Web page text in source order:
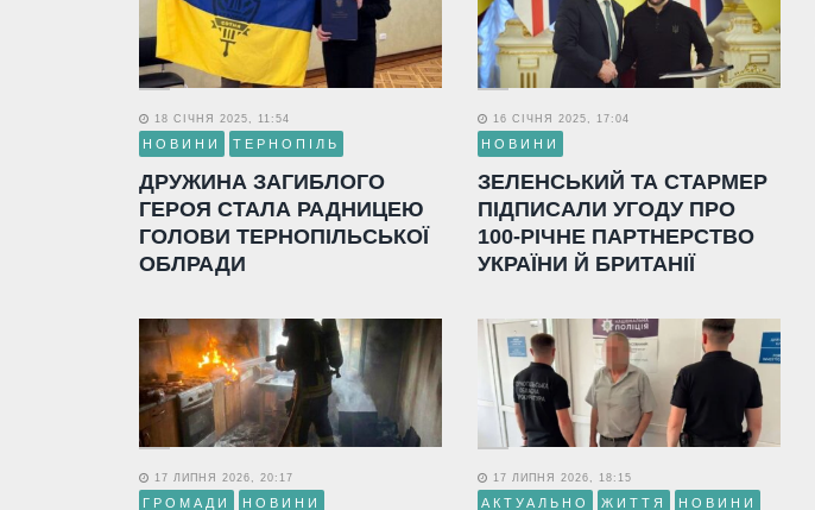
18 СІЧНЯ 2025, 11:54
НОВИНИ ТЕРНОПІЛЬ
ДРУЖИНА ЗАГИБЛОГО
ГЕРОЯ СТАЛА РАДНИЦЕЮ
ГОЛОВИ ТЕРНОПІЛЬСЬКОЇ
ОБЛРАДИ
16 СІЧНЯ 2025, 17:04
НОВИНИ
ЗЕЛЕНСЬКИЙ ТА СТАРМЕР
ПІДПИСАЛИ УГОДУ ПРО
100-РІЧНЕ ПАРТНЕРСТВО
УКРАЇНИ Й БРИТАНІЇ
17 ЛИПНЯ 2026, 20:17
ГРОМАДИ НОВИНИ
17 ЛИПНЯ 2026, 18:15
АКТУАЛЬНО ЖИТТЯ НОВИНИ